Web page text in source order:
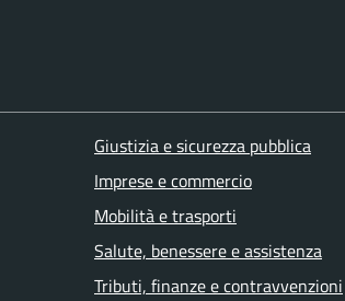
Giustizia e sicurezza pubblica
Imprese e commercio
Mobilità e trasporti
Salute, benessere e assistenza
Tributi, finanze e contravvenzioni